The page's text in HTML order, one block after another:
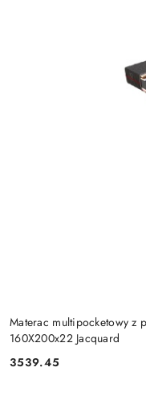
Materac multipocketowy z
160X200x22 Jacquard
Cena:
3539.45